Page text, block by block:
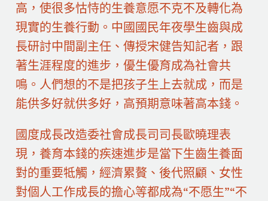
高，使很多怙恃的生養意愿不克不及轉化為
現實的生養行動。中國國民年夜學生齒與成
長研討中間副主任、傳授宋健告知記者，跟
著生涯程度的進步，優生優育成為社會共
鳴。人們想的不是把孩子生上去就成，而是
能供多好就供多好，高預期意味著高本錢。
國度成長改造委社會成長司司長歐曉理表
現，養育本錢的疾速進步是當下生齒生養面
對的重要牴觸，經濟累贅、後代照顧、女性
對個人工作成長的擔心等都成為“不愿生”“不